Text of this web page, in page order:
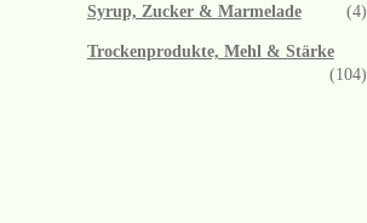
Syrup, Zucker & Marmelade (4)
Trockenprodukte, Mehl & Stärke
(104)